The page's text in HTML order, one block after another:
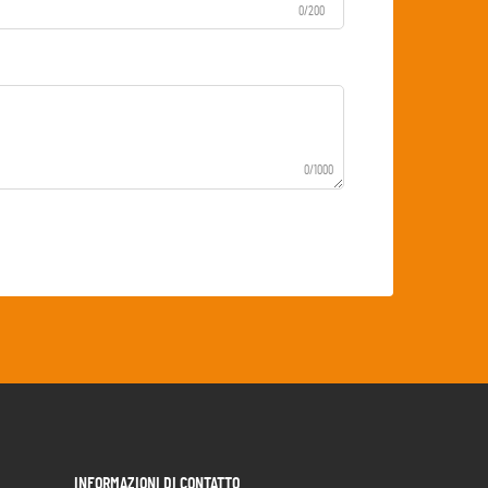
0/200
0/1000
INFORMAZIONI DI CONTATTO